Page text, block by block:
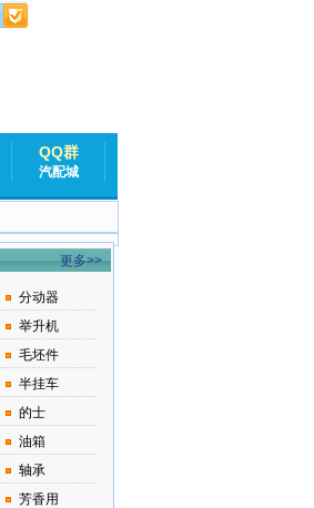
QQ群
汽配城
更多>>
分动器
举升机
毛坯件
半挂车
的士
油箱
轴承
芳香用